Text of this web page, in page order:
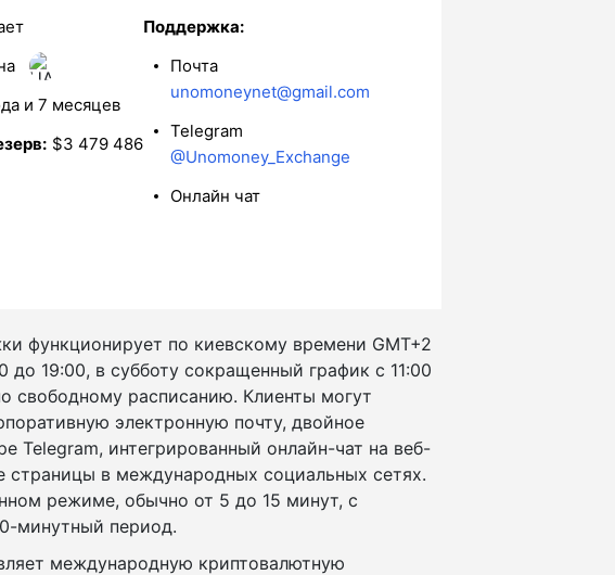
и 7 месяцев
$3 479 486
Поддержка:
Почта
unomoneynet@gmail.com
Telegram
@Unomoney_Exchange
Онлайн чат
функционирует по киевскому времени GMT+2
до 19:00, в субботу сокращенный график с 11:00
свободному расписанию. Клиенты могут
электронную почту, двойное
Telegram, интегрированный онлайн-чат на веб-
в международных социальных сетях.
режиме, обычно от 5 до 15 минут, с
минутный период.
международную криптовалютную